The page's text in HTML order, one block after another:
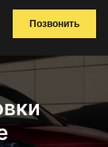
Позвонить